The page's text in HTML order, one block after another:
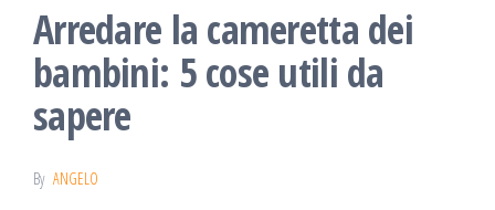
Arredare la cameretta dei
bambini: 5 cose utili da
sapere
By ANGELO